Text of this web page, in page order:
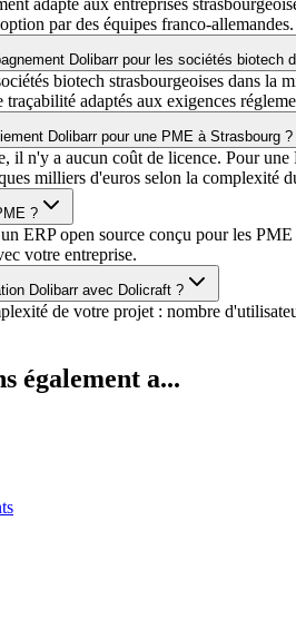
par des équipes franco-allemandes.
Dolibarr pour les sociétés biotech
biotech strasbourgeoises dans
traçabilité adaptés aux exigences
Dolibarr pour une PME à Strasbourg ?
il n'y a aucun coût de licence. Pour
milliers d'euros selon la complexité
?
ERP open source conçu pour les
votre entreprise.
Dolibarr avec Dolicraft ?
de votre projet : nombre
également a...